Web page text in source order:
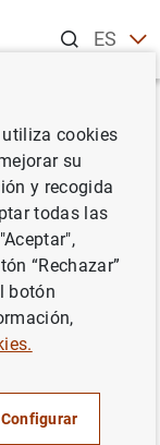
ESEN
en
Twitter
cookies
su
y recogida
todas las
“Rechazar”
botón
Configurar